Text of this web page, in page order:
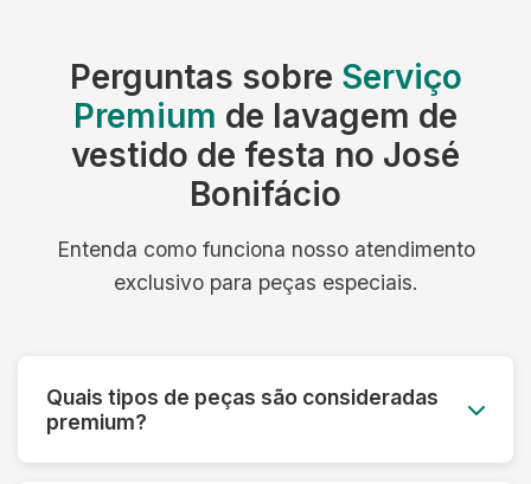
Perguntas sobre Serviço
Premium de lavagem de
vestido de festa no José
Bonifácio
Entenda como funciona nosso atendimento
exclusivo para peças especiais.
Quais tipos de peças são consideradas
premium?